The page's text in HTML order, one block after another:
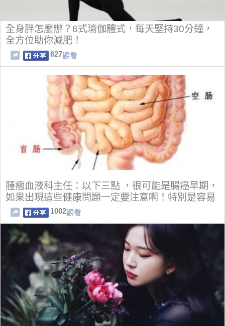
全身胖怎麼辦？6式瑜伽體式，每天堅持30分鐘，
全方位助你減肥！
627觀看
腫瘤血液科主任：以下三點 ，很可能是腸癌早期，
如果出現這些健康問題一定要注意啊！特別是容易
便秘的朋友1002觀看